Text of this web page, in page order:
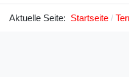
Aktuelle Seite: Startseite